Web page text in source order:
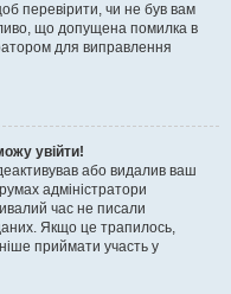
перевірити, чи не був вам
що допущена помилка в
для виправлення
увійти!
або видалив ваш
адміністратори
час не писали
Якщо це трапилось,
приймати участь у